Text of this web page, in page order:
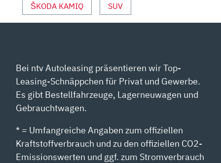
OUTUBE A
NZEIGEN
ŠKODA KAMIQ SUV
Bei ntv Autoleasing präsentieren wir Top-
Leasing-Schnäppchen für Privat und Gewerbe.
Es gibt Bestellfahrzeuge, Lagerneuwagen und
Gebrauchtwagen.
* = Umfangreiche Angaben zum offiziellen
Kraftstoffverbrauch und zu den offiziellen CO2-
Emissionswerten und ggf. zum Stromverbrauch